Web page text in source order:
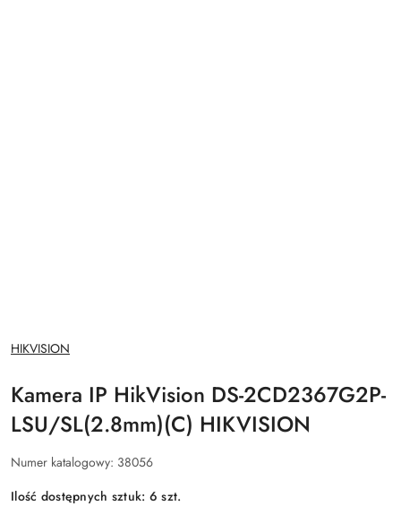
NAZWA
PRODUCENTA:
HIKVISION
Kamera IP HikVision DS-2CD2367G2P-
LSU/SL(2.8mm)(C) HIKVISION
Numer katalogowy: 38056
Ilość dostępnych sztuk: 6szt.